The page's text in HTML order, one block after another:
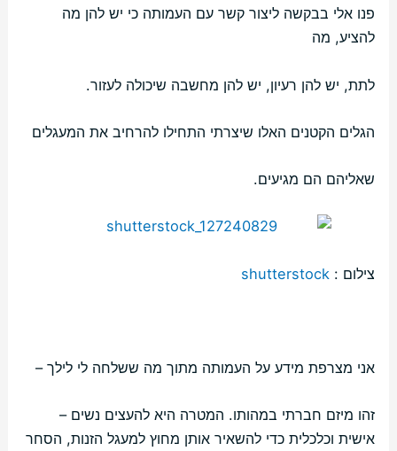
פנו אלי בבקשה ליצור קשר עם העמותה כי יש להן מה
להציע, מה
לתת, יש להן רעיון, יש להן מחשבה שיכולה לעזור.
הגלים הקטנים האלו שיצרתי התחילו להרחיב את המעגלים
שאליהם הם מגיעים.
צילום : shutterstock
אני מצרפת מידע על העמותה מתוך מה ששלחה לי לילך –
זהו מיזם חברתי במהותו. המטרה היא להעצים נשים –
אישית וכלכלית כדי להשאיר אותן מחוץ למעגל הזנות, הסחר